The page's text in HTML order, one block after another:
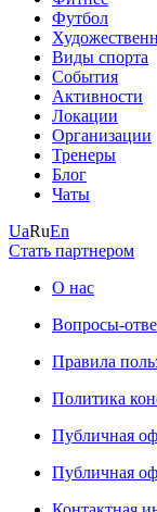
Футбол
Виды спорта
События
Активности
Локации
Организации
Тренеры
Блог
Чаты
UaRuEn
Стать партнером
О нас
Вопросы-
Правила
Политика
Публичная
Публичная